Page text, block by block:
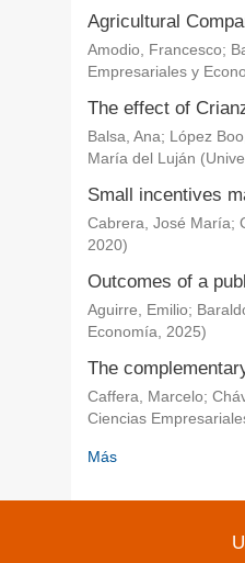
Agricultural
Amodio, Francesco;
Empresariales y
The effect of
Balsa, Ana; López
María del Luján (
Small incentives
Cabrera, José María;
2020)
Outcomes of a
Aguirre, Emilio;
Economía, 2025)
The
Caffera, Marcelo;
Ciencias
Más